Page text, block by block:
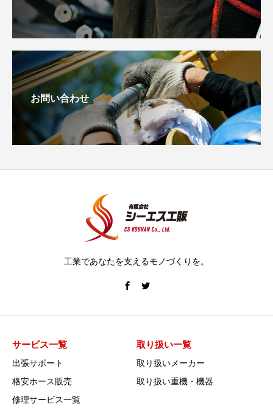
お問い合わせ
工業であなたを支えるモノづくりを。
サービス一覧
出張サポート
格安ホース販売
修理サービス一覧
取り扱い一覧
取り扱いメーカー
取り扱い重機・機器